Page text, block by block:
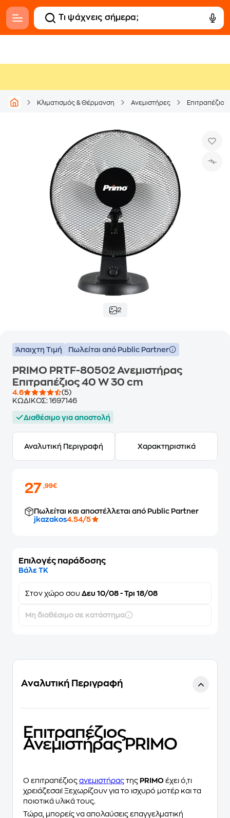
Κλιματισμός & Θέρμανση Ανεμιστήρες Επιτραπέζιοι
2
Άπαιχτη Τιμή Πωλείται από Public Partner
PRIMO PRTF-80502 Ανεμιστήρας
Επιτραπέζιος 40 W 30 cm
4.6
(5)
ΚΩΔΙΚΟΣ: 1697146
Διαθέσιμο για αποστολή
Αναλυτική Περιγραφή Χαρακτηριστικά
27,99€
Πωλείται και αποστέλλεται από Public Partner
jkazakos4.54/5
Επιλογές παράδοσης
Βάλε ΤΚ
Στον χώρο σου Δευ 10/08 - Τρι 18/08
Μη διαθέσιμο σε κατάστημα
Αναλυτική Περιγραφή
Επιτραπέζιος
Ανεμιστήρας PRIMO
Ο επιτραπέζιος ανεμιστήρας της PRIMO έχει ό,τι
χρειάζεσαι! Ξεχωρίζουν για το ισχυρό μοτέρ και τα
ποιοτικά υλικά τους.
Τώρα, μπορείς να απολαύσεις επαγγελματική